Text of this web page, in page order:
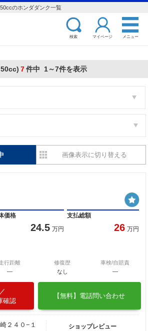
のホンダダンク一覧
検索 マイページ メニュー
7件中 1～7件を表示
画像表示に切り替える
価格
24.5 万円
支払総額
26 万円
行距離
―
修復歴
なし
車検/自賠責
―
確認
【無料】電話問い合わせ
２４０−１
ショップレビュー